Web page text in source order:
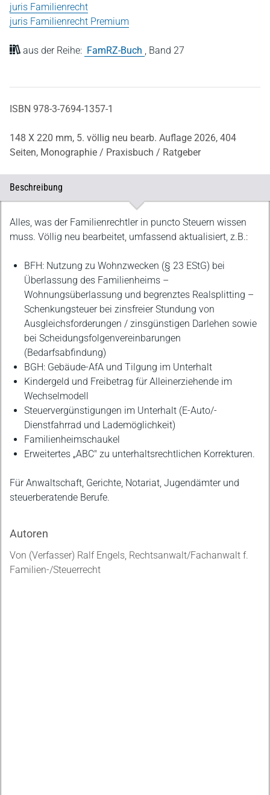
juris Familienrecht
juris Familienrecht Premium
aus der Reihe: FamRZ-Buch , Band 27
ISBN 978-3-7694-1357-1
148 X 220 mm, 5. völlig neu bearb. Auflage 2026, 404
Seiten, Monographie / Praxisbuch / Ratgeber
Beschreibung
Beschreibung
Alles, was der Familienrechtler in puncto Steuern wissen
muss. Völlig neu bearbeitet, umfassend aktualisiert, z.B.:
BFH: Nutzung zu Wohnzwecken (§ 23 EStG) bei
Überlassung des Familienheims –
Wohnungsüberlassung und begrenztes Realsplitting –
Schenkungsteuer bei zinsfreier Stundung von
Ausgleichsforderungen / zinsgünstigen Darlehen sowie
bei Scheidungsfolgenvereinbarungen
(Bedarfsabfindung)
BGH: Gebäude-AfA und Tilgung im Unterhalt
Kindergeld und Freibetrag für Alleinerziehende im
Wechselmodell
Steuervergünstigungen im Unterhalt (E-Auto/-
Dienstfahrrad und Lademöglichkeit)
Familienheimschaukel
Erweitertes „ABC" zu unterhaltsrechtlichen Korrekturen.
Für Anwaltschaft, Gerichte, Notariat, Jugendämter und
steuerberatende Berufe.
Autoren
Von (Verfasser) Ralf Engels, Rechtsanwalt/Fachanwalt f.
Familien-/Steuerrecht